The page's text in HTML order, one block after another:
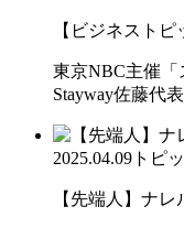
【ビジネストピ
東京NBC主催
Stayway佐藤代
2025.04.09 トピ
【先端人】ナ